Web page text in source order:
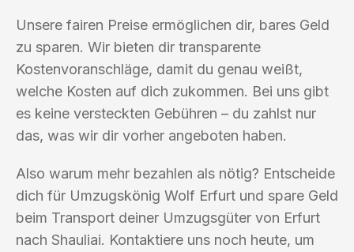
Unsere fairen Preise ermöglichen dir, bares Geld
zu sparen. Wir bieten dir transparente
Kostenvoranschläge, damit du genau weißt,
welche Kosten auf dich zukommen. Bei uns gibt
es keine versteckten Gebühren – du zahlst nur
das, was wir dir vorher angeboten haben.
Also warum mehr bezahlen als nötig? Entscheide
dich für Umzugskönig Wolf Erfurt und spare Geld
beim Transport deiner Umzugsgüter von Erfurt
nach Shauliai. Kontaktiere uns noch heute, um